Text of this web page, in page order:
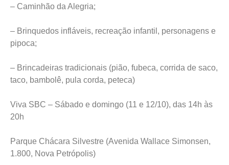
– Caminhão da Alegria;
– Brinquedos infláveis, recreação infantil, personagens e
pipoca;
– Brincadeiras tradicionais (pião, fubeca, corrida de saco,
taco, bambolê, pula corda, peteca)
Viva SBC – Sábado e domingo (11 e 12/10), das 14h às
20h
Parque Chácara Silvestre (Avenida Wallace Simonsen,
1.800, Nova Petrópolis)